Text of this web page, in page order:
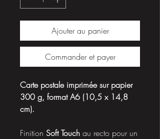
Ajouter au panier
Commander et payer
Carte postale imprimée sur papier
300 g, format A6 (10,5 x 14,8
cm).
Finition Soft Touch au recto pour un